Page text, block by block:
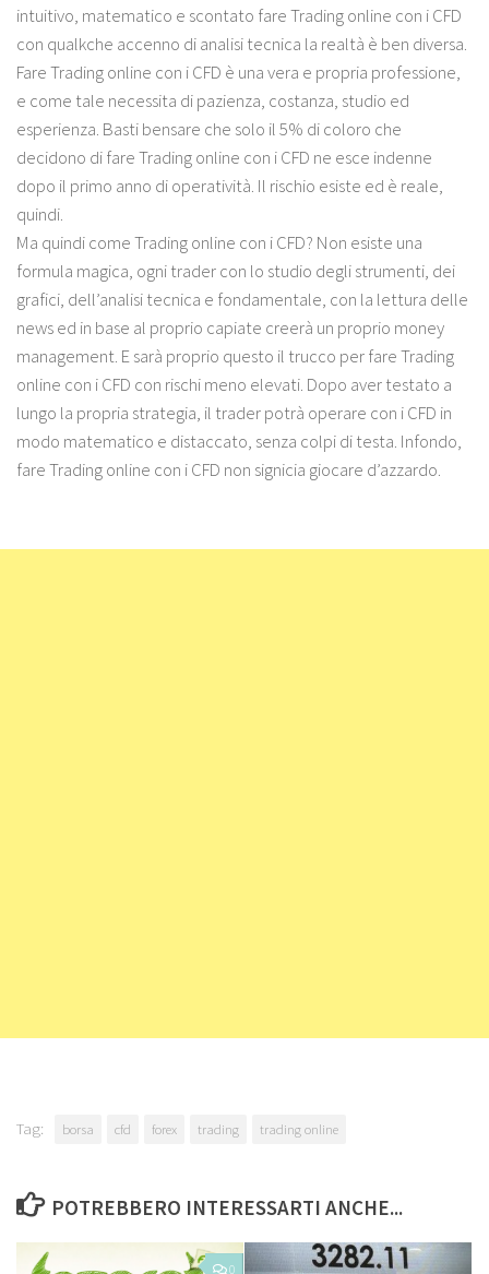
intuitivo, matematico e scontato fare Trading online con i CFD
con qualkche accenno di analisi tecnica la realtà è ben diversa.
Fare Trading online con i CFD è una vera e propria professione,
e come tale necessita di pazienza, costanza, studio ed
esperienza. Basti bensare che solo il 5% di coloro che
decidono di fare Trading online con i CFD ne esce indenne
dopo il primo anno di operatività. Il rischio esiste ed è reale,
quindi.
Ma quindi come Trading online con i CFD? Non esiste una
formula magica, ogni trader con lo studio degli strumenti, dei
grafici, dell’analisi tecnica e fondamentale, con la lettura delle
news ed in base al proprio capiate creerà un proprio money
management. E sarà proprio questo il trucco per fare Trading
online con i CFD con rischi meno elevati. Dopo aver testato a
lungo la propria strategia, il trader potrà operare con i CFD in
modo matematico e distaccato, senza colpi di testa. Infondo,
fare Trading online con i CFD non signicia giocare d’azzardo.
Tag: borsa cfd forex trading trading online
POTREBBERO INTERESSARTI ANCHE...
0